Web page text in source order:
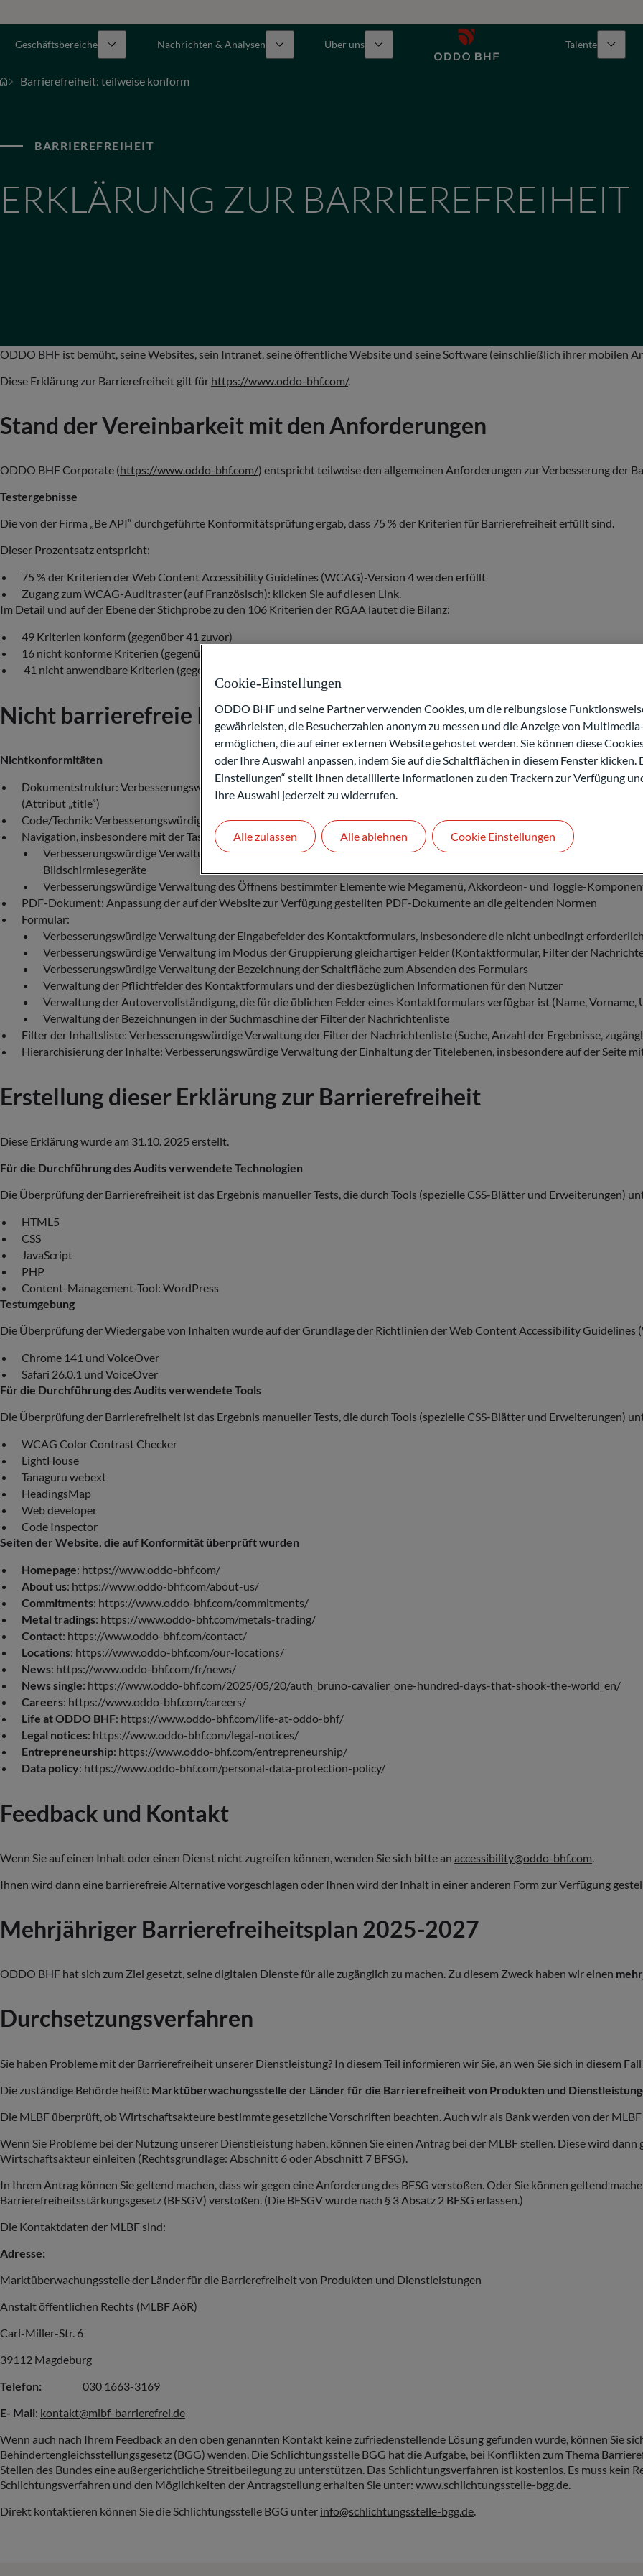
Geschäftsbereiche Nachrichten & Analysen Über uns Talente
Barrierefreiheit: teilweise konform
BARRIEREFREIHEIT
ERKLÄRUNG ZUR BARRIEREFREIHEIT
ODDO BHF ist bemüht, seine Websites, sein Intranet, seine öffentliche Website und seine Software (einschließlich ihrer mobilen
Diese Erklärung zur Barrierefreiheit gilt für https://www.oddo-bhf.com/.
Stand der Vereinbarkeit mit den Anforderungen
ODDO BHF Corporate (https://www.oddo-bhf.com/) entspricht teilweise den allgemeinen Anforderungen zur Verbesserung der
Testergebnisse
Die von der Firma „Be API“ durchgeführte Konformitätsprüfung ergab, dass 75 % der Kriterien für Barrierefreiheit erfüllt sind.
Dieser Prozentsatz entspricht:
75 % der Kriterien der Web Content Accessibility Guidelines (WCAG)-Version 4 werden erfüllt
Zugang zum WCAG-Auditraster (auf Französisch): klicken Sie auf diesen Link.
Im Detail und auf der Ebene der Stichprobe zu den 106 Kriterien der RGAA lautet die Bilanz:
49 Kriterien konform (gegenüber 41 zuvor)
16 nicht konforme Kriterien (gegenüber 24 zuvor)
41 nicht anwendbare Kriterien (gegenüber 41 zuvor)
Nicht barrierefreie Inhalte
Nichtkonformitäten
Dokumentstruktur: Verbesserungswürdige Verwaltung der zugänglichen Namen der Links der Sprachauswahl im Seitenkopf
(Attribut „title”)
Code/Technik: Verbesserungswürdige Verwaltung der Validierungsfehler des Codes je nach Art des deklarierten Dokuments
Navigation, insbesondere mit der Tastatur:
Verbesserungswürdige Verwaltung der Anzeige und Verwendung von Sprunglinks, aber auch der Markierung der
Bildschirmlesegeräte
Verbesserungswürdige Verwaltung des Öffnens bestimmter Elemente wie Megamenü, Akkordeon- und Toggle-
PDF-Dokument: Anpassung der auf der Website zur Verfügung gestellten PDF-Dokumente an die geltenden Normen
Formular:
Verbesserungswürdige Verwaltung der Eingabefelder des Kontaktformulars, insbesondere die nicht unbedingt
Verbesserungswürdige Verwaltung im Modus der Gruppierung gleichartiger Felder (Kontaktformular, Filter der
Verbesserungswürdige Verwaltung der Bezeichnung der Schaltfläche zum Absenden des Formulars
Verwaltung der Pflichtfelder des Kontaktformulars und der diesbezüglichen Informationen für den Nutzer
Verwaltung der Autovervollständigung, die für die üblichen Felder eines Kontaktformulars verfügbar ist (Name, Vorname,
Verwaltung der Bezeichnungen in der Suchmaschine der Filter der Nachrichtenliste
Filter der Inhaltsliste: Verbesserungswürdige Verwaltung der Filter der Nachrichtenliste (Suche, Anzahl der Ergebnisse,
Hierarchisierung der Inhalte: Verbesserungswürdige Verwaltung der Einhaltung der Titelebenen, insbesondere auf der Seite
Erstellung dieser Erklärung zur Barrierefreiheit
Diese Erklärung wurde am 31.10. 2025 erstellt.
Für die Durchführung des Audits verwendete Technologien
Die Überprüfung der Barrierefreiheit ist das Ergebnis manueller Tests, die durch Tools (spezielle CSS-Blätter und Erweiterungen)
HTML5
CSS
JavaScript
PHP
Content-Management-Tool: WordPress
Testumgebung
Die Überprüfung der Wiedergabe von Inhalten wurde auf der Grundlage der Richtlinien der Web Content Accessibility
Chrome 141 und VoiceOver
Safari 26.0.1 und VoiceOver
Für die Durchführung des Audits verwendete Tools
Die Überprüfung der Barrierefreiheit ist das Ergebnis manueller Tests, die durch Tools (spezielle CSS-Blätter und Erweiterungen)
WCAG Color Contrast Checker
LightHouse
Tanaguru webext
HeadingsMap
Web developer
Code Inspector
Seiten der Website, die auf Konformität überprüft wurden
Homepage: https://www.oddo-bhf.com/
About us: https://www.oddo-bhf.com/about-us/
Commitments: https://www.oddo-bhf.com/commitments/
Metal tradings: https://www.oddo-bhf.com/metals-trading/
Contact: https://www.oddo-bhf.com/contact/
Locations: https://www.oddo-bhf.com/our-locations/
News: https://www.oddo-bhf.com/fr/news/
News single: https://www.oddo-bhf.com/2025/05/20/auth_bruno-cavalier_one-hundred-days-that-shook-the-world_en/
Careers: https://www.oddo-bhf.com/careers/
Life at ODDO BHF: https://www.oddo-bhf.com/life-at-oddo-bhf/
Legal notices: https://www.oddo-bhf.com/legal-notices/
Entrepreneurship: https://www.oddo-bhf.com/entrepreneurship/
Data policy: https://www.oddo-bhf.com/personal-data-protection-policy/
Feedback und Kontakt
Wenn Sie auf einen Inhalt oder einen Dienst nicht zugreifen können, wenden Sie sich bitte an accessibility@oddo-bhf.com.
Ihnen wird dann eine barrierefreie Alternative vorgeschlagen oder Ihnen wird der Inhalt in einer anderen Form zur Verfügung
Mehrjähriger Barrierefreiheitsplan 2025-2027
ODDO BHF hat sich zum Ziel gesetzt, seine digitalen Dienste für alle zugänglich zu machen. Zu diesem Zweck haben wir einen
Durchsetzungsverfahren
Sie haben Probleme mit der Barrierefreiheit unserer Dienstleistung? In diesem Teil informieren wir Sie, an wen Sie sich in diesem
Die zuständige Behörde heißt: Marktüberwachungsstelle der Länder für die Barrierefreiheit von Produkten und
Die MLBF überprüft, ob Wirtschaftsakteure bestimmte gesetzliche Vorschriften beachten. Auch wir als Bank werden von der
Wenn Sie Probleme bei der Nutzung unserer Dienstleistung haben, können Sie einen Antrag bei der MLBF stellen. Diese wird
Wirtschaftsakteur einleiten (Rechtsgrundlage: Abschnitt 6 oder Abschnitt 7 BFSG).
In Ihrem Antrag können Sie geltend machen, dass wir gegen eine Anforderung des BFSG verstoßen. Oder Sie können geltend
Barrierefreiheitsstärkungsgesetz (BFSGV) verstoßen. (Die BFSGV wurde nach § 3 Absatz 2 BFSG erlassen.)
Die Kontaktdaten der MLBF sind:
Adresse:
Marktüberwachungsstelle der Länder für die Barrierefreiheit von Produkten und Dienstleistungen
Anstalt öffentlichen Rechts (MLBF AöR)
Carl-Miller-Str. 6
39112 Magdeburg
Telefon: 030 1663-3169
E- Mail: kontakt@mlbf-barrierefrei.de
Wenn auch nach Ihrem Feedback an den oben genannten Kontakt keine zufriedenstellende Lösung gefunden wurde, können Sie
Behindertengleichsstellungsgesetz (BGG) wenden. Die Schlichtungsstelle BGG hat die Aufgabe, bei Konflikten zum Thema
Stellen des Bundes eine außergerichtliche Streitbeilegung zu unterstützen. Das Schlichtungsverfahren ist kostenlos. Es muss
Schlichtungsverfahren und den Möglichkeiten der Antragstellung erhalten Sie unter: www.schlichtungsstelle-bgg.de
Direkt kontaktieren können Sie die Schlichtungsstelle BGG unter info@schlichtungsstelle-bgg.de
Cookie-Einstellungen
ODDO BHF und seine Partner verwenden Cookies, um die reibungslose
gewährleisten, die Besucherzahlen anonym zu messen und die Anzeige von
ermöglichen, die auf einer externen Website gehostet werden. Sie können diese
oder Ihre Auswahl anpassen, indem Sie auf die Schaltflächen in diesem Fenster klicken.
Einstellungen“ stellt Ihnen detaillierte Informationen zu den Trackern zur Verfügung
Ihre Auswahl jederzeit zu widerrufen.
Alle ablehnen
Alle zulassen Cookie Einstellungen